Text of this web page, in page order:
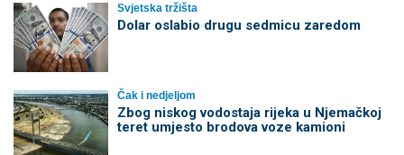
Svjetska tržišta
Dolar oslabio drugu sedmicu zaredom
Čak i nedjeljom
Zbog niskog vodostaja rijeka u Njemačkoj
teret umjesto brodova voze kamioni